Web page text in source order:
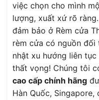
việc chọn cho mình
lượng, xuất xứ rõ
đảm bảo ở Rèm cửa
rèm cửa có nguồn
nhật xu hướng liên
thất vọng! Chúng tôi
cao cấp chính hãng
Hàn Quốc,